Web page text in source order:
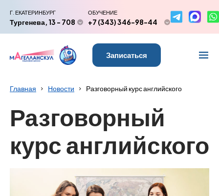
Г. ЕКАТЕРИНБУРГ
Тургенева, 13 - 708
ОБУЧЕНИЕ
+7 (343) 346-98-44
Записаться
Главная Новости Разговорный курс английского
Разговорный
курс английского